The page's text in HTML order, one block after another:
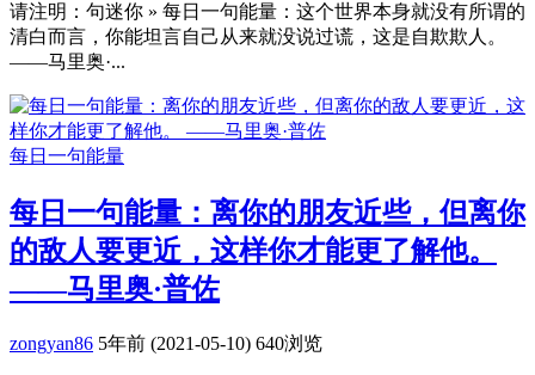
请注明：句迷你 » 每日一句能量：这个世界本身就没有所谓的
清白而言，你能坦言自己从来就没说过谎，这是自欺欺人。
——马里奥·...
每日一句能量
每日一句能量：离你的朋友近些，但离你
的敌人要更近，这样你才能更了解他。
——马里奥·普佐
zongyan86 5年前 (2021-05-10) 640浏览